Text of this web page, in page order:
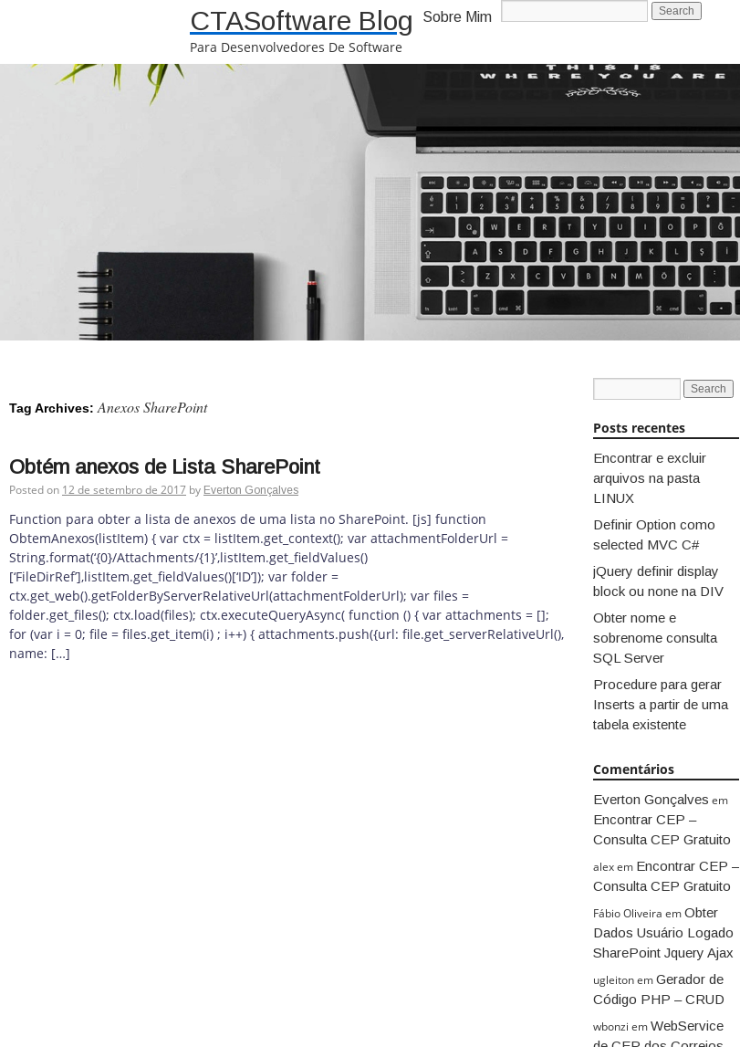
CTASoftware Blog
Para Desenvolvedores De Software
Sobre Mim
Tag Archives: Anexos SharePoint
Obtém anexos de Lista SharePoint
Posted on 12 de setembro de 2017 by Everton Gonçalves
Function para obter a lista de anexos de uma lista no SharePoint. [js] function
ObtemAnexos(listItem) { var ctx = listItem.get_context(); var attachmentFolderUrl =
String.format(‘{0}/Attachments/{1}’,listItem.get_fieldValues()
[‘FileDirRef’],listItem.get_fieldValues()[‘ID’]); var folder =
ctx.get_web().getFolderByServerRelativeUrl(attachmentFolderUrl); var files =
folder.get_files(); ctx.load(files); ctx.executeQueryAsync( function () { var attachments = [];
for (var i = 0; file = files.get_item(i) ; i++) { attachments.push({url: file.get_serverRelativeUrl(),
name: […]
Posts recentes
Encontrar e excluir
arquivos na pasta
LINUX
Definir Option como
selected MVC C#
jQuery definir display
block ou none na DIV
Obter nome e
sobrenome consulta
SQL Server
Procedure para gerar
Inserts a partir de uma
tabela existente
Comentários
Everton Gonçalves em
Encontrar CEP –
Consulta CEP Gratuito
alexem Encontrar CEP –
Consulta CEP Gratuito
Fábio Oliveira emObter
Dados Usuário Logado
SharePoint Jquery Ajax
ugleitonemGerador de
Código PHP – CRUD
wbonzi emWebService